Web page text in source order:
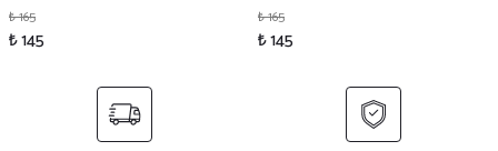
₺ 165
₺ 145
₺ 165
₺ 145